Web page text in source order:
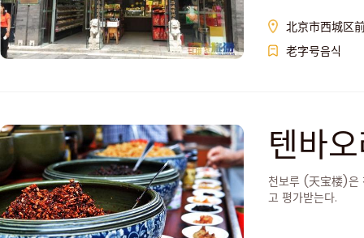
北京市西城区
老字号음식
텐바
천보루 (天宝楼)은
고 평가받는다.